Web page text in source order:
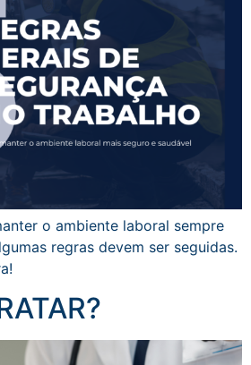
o ambiente laboral sempre
regras devem ser seguidas.